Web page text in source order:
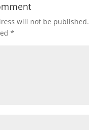
will not be published.
*